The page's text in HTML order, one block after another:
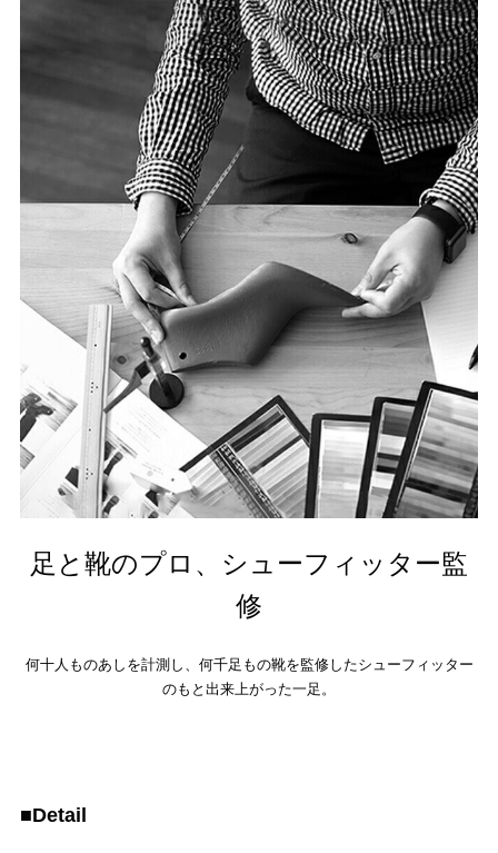
足と靴のプロ、シューフィッター監
修
何十人ものあしを計測し、何千足もの靴を監修したシューフィッター
のもと出来上がった一足。
■Detail